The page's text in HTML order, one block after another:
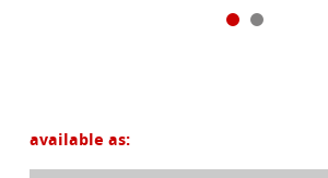
available as: